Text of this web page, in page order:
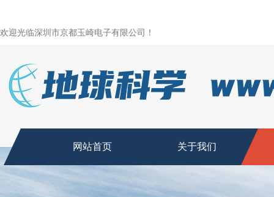
欢迎光临深圳市京都玉崎电子有限公司！
网站首页 关于我们